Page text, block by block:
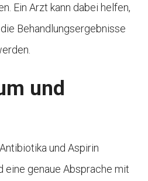
Ein Arzt kann dabei helfen,
Behandlungsergebnisse
und
und Aspirin
eine genaue Absprache mit